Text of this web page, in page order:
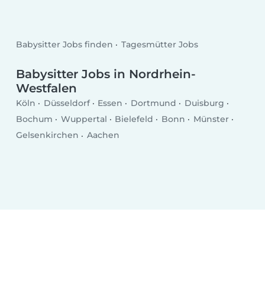
Babysitter Jobs finden Tagesmütter Jobs
Babysitter Jobs in Nordrhein-
Westfalen
Köln Düsseldorf Essen Dortmund
Duisburg
Bochum
Wuppertal Bielefeld Bonn
Münster
Gelsenkirchen
Aachen